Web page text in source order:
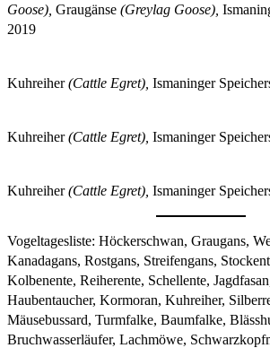
Goose), Graugänse (Greylag Goose),
2019
Kuhreiher(Cattle Egret), Ismaninger
Kuhreiher(Cattle Egret), Ismaninger
Kuhreiher(Cattle Egret), Ismaninger
Vogeltagesliste: Höckerschwan, Graugans,
Kanadagans, Rostgans, Streifengans,
Kolbenente, Reiherente, Schellente,
Haubentaucher, Kormoran, Kuhreiher,
Mäusebussard, Turmfalke, Baumfalke,
Bruchwasserläufer, Lachmöwe,